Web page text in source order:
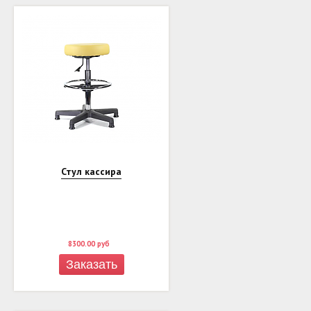
Стул кассира
8300.00 руб
Заказать